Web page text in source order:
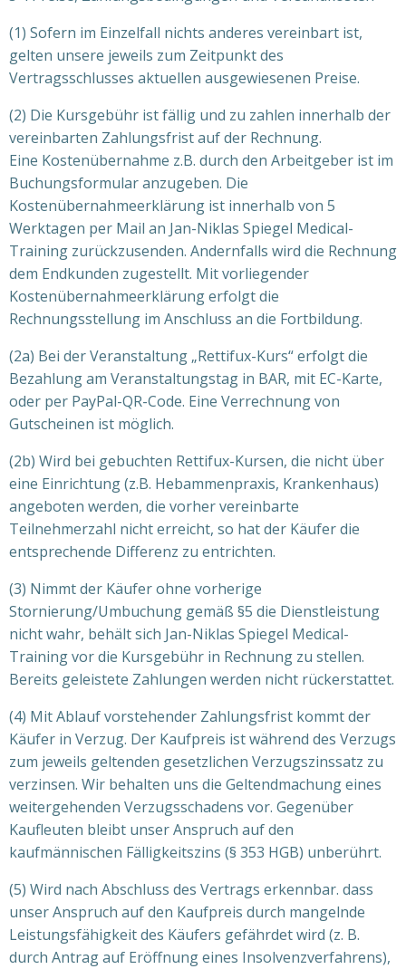
(1) Sofern im Einzelfall nichts anderes vereinbart ist,
gelten unsere jeweils zum Zeitpunkt des
Vertragsschlusses aktuellen ausgewiesenen Preise.
(2) Die Kursgebühr ist fällig und zu zahlen innerhalb der
vereinbarten Zahlungsfrist auf der Rechnung.
Eine Kostenübernahme z.B. durch den Arbeitgeber ist im
Buchungsformular anzugeben. Die
Kostenübernahmeerklärung ist innerhalb von 5
Werktagen per Mail an Jan-Niklas Spiegel Medical-
Training zurückzusenden. Andernfalls wird die Rechnung
dem Endkunden zugestellt. Mit vorliegender
Kostenübernahmeerklärung erfolgt die
Rechnungsstellung im Anschluss an die Fortbildung.
(2a) Bei der Veranstaltung „Rettifux-Kurs“ erfolgt die
Bezahlung am Veranstaltungstag in BAR, mit EC-Karte,
oder per PayPal-QR-Code. Eine Verrechnung von
Gutscheinen ist möglich.
(2b) Wird bei gebuchten Rettifux-Kursen, die nicht über
eine Einrichtung (z.B. Hebammenpraxis, Krankenhaus)
angeboten werden, die vorher vereinbarte
Teilnehmerzahl nicht erreicht, so hat der Käufer die
entsprechende Differenz zu entrichten.
(3) Nimmt der Käufer ohne vorherige
Stornierung/Umbuchung gemäß §5 die Dienstleistung
nicht wahr, behält sich Jan-Niklas Spiegel Medical-
Training vor die Kursgebühr in Rechnung zu stellen.
Bereits geleistete Zahlungen werden nicht rückerstattet.
(4) Mit Ablauf vorstehender Zahlungsfrist kommt der
Käufer in Verzug. Der Kaufpreis ist während des Verzugs
zum jeweils geltenden gesetzlichen Verzugszinssatz zu
verzinsen. Wir behalten uns die Geltendmachung eines
weitergehenden Verzugsschadens vor. Gegenüber
Kaufleuten bleibt unser Anspruch auf den
kaufmännischen Fälligkeitszins (§ 353 HGB) unberührt.
(5) Wird nach Abschluss des Vertrags erkennbar. dass
unser Anspruch auf den Kaufpreis durch mangelnde
Leistungsfähigkeit des Käufers gefährdet wird (z. B.
durch Antrag auf Eröffnung eines Insolvenzverfahrens),